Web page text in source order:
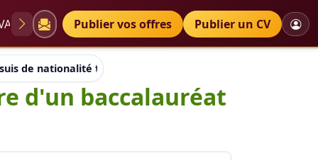
Diplômes Petites annonces
Publier vos offres Publier un CV
de nationalité francaise et titulaire d'un baccalauréat
d'un baccalauréat